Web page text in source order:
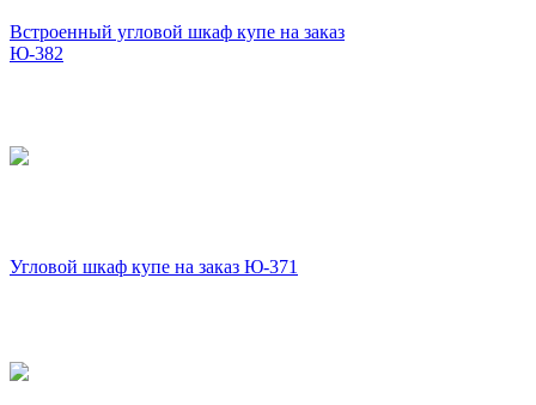
Встроенный угловой шкаф купе на заказ
Ю-382
Угловой шкаф купе на заказ Ю-371